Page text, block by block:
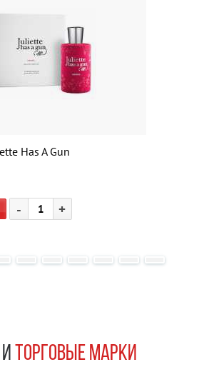
Has A Gun
- +
ТОРГОВЫЕ МАРКИ